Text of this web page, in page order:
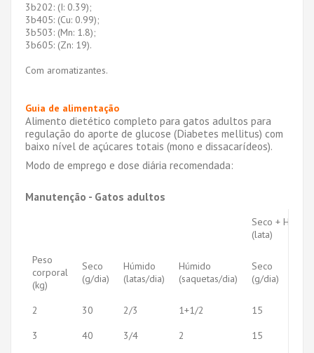
3b202: (I: 0.39);
3b405: (Cu: 0.99);
3b503: (Mn: 1.8);
3b605: (Zn: 19).
Com aromatizantes.
Guia de alimentação
Alimento dietético completo para gatos adultos para
regulação do aporte de glucose (Diabetes mellitus) com
baixo nível de açúcares totais (mono e dissacarídeos).
Modo de emprego e dose diária recomendada:
Manutenção - Gatos adultos
Seco +
(lata)
Peso
corporal
(kg)
Seco
(g/dia)
Húmido
(latas/dia)
Húmido
(saquetas/dia)
Seco
(g/dia)
2 30 2/3 1+1/2 15
3
40 3/4 2 15